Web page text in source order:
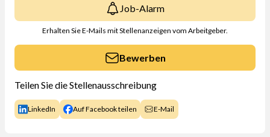
Job-Alarm
Erhalten Sie E-Mails mit Stellenanzeigen vom Arbeitgeber.
Bewerben
Teilen Sie die Stellenausschreibung
LinkedIn Auf Facebook teilen E-Mail